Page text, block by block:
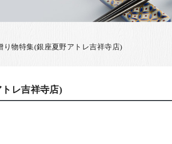
り物特集(銀座夏野アトレ吉祥寺店)
レ吉祥寺店)